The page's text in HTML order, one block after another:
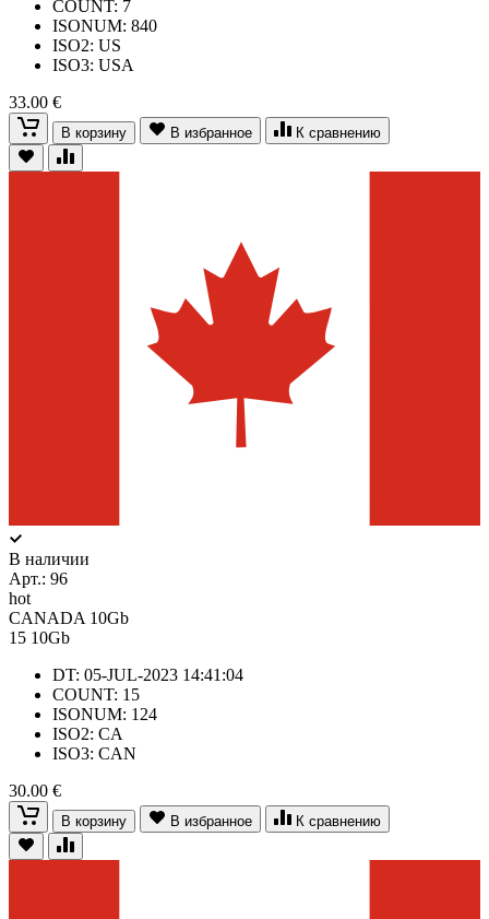
COUNT: 7
ISONUM: 840
ISO2: US
ISO3: USA
33.00 €
В корзину В избранное К сравнению
В наличии
Арт.: 96
hot
CANADA 10Gb
15 10Gb
DT: 05-JUL-2023 14:41:04
COUNT: 15
ISONUM: 124
ISO2: CA
ISO3: CAN
30.00 €
В корзину В избранное К сравнению